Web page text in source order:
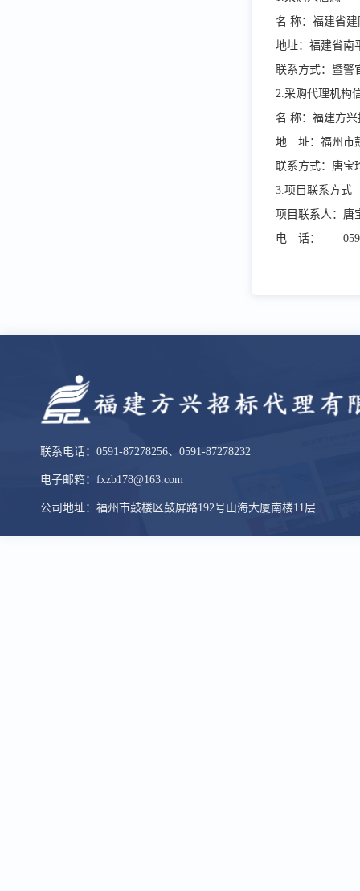
名 称：福
地址：福建省南
联系方式：暨警
2.采购代理机构
名 称：福
地 址：福州市
联系方式：唐宝
3.项目联系方式
项目联系人：唐
电 话：
联系电话：0591-87278256、0591-87278232
电子邮箱：fxzb178@163.com
公司地址：福州市鼓楼区鼓屏路192号山海大厦南楼11层